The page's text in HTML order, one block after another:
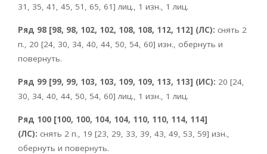
31, 35, 41, 45, 51, 65, 61] лиц., 1 изн., 1 лиц.
Ряд 98 [98, 98, 102, 102, 108, 108, 112, 112] (ЛС): снять 2
п., 20 [24, 30, 34, 40, 44, 50, 54, 60] изн., обернуть и
повернуть.
Ряд 99 [99, 99, 103, 103, 109, 109, 113, 113] (ИС): 20 [24,
30, 34, 40, 44, 50, 54, 60] лиц., 1 изн., 1 лиц.
Ряд 100 [100, 100, 104, 104, 110, 110, 114, 114]
(ЛС): снять 2 п., 19 [23, 29, 33, 39, 43, 49, 53, 59] изн.,
обернуть и повернуть.